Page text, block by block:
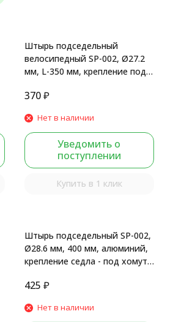
Штырь подседельный
велосипедный SP-002, Ø27.2
мм, L-350 мм, крепление под
370 ₽
Нет в наличии
Уведомить о
поступлении
Купить в 1 клик
Штырь подседельный SP-002,
Ø28.6 мм, 400 мм, алюминий,
крепление седла - под хомут,
425 ₽
Нет в наличии